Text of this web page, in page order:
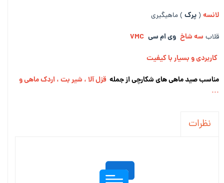
لانسه( پرک ) ماهیگیری
قلاب سه شاخ وی ام سی VMC
کاربردی و بسیار با کیفیت
مناسب صید ماهی های شکارچی از جمله قزل آلا ، شیر بت ، اردک ماهی و
...
نظرات